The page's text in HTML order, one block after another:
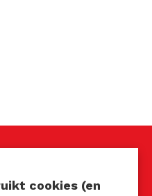
cookies (en